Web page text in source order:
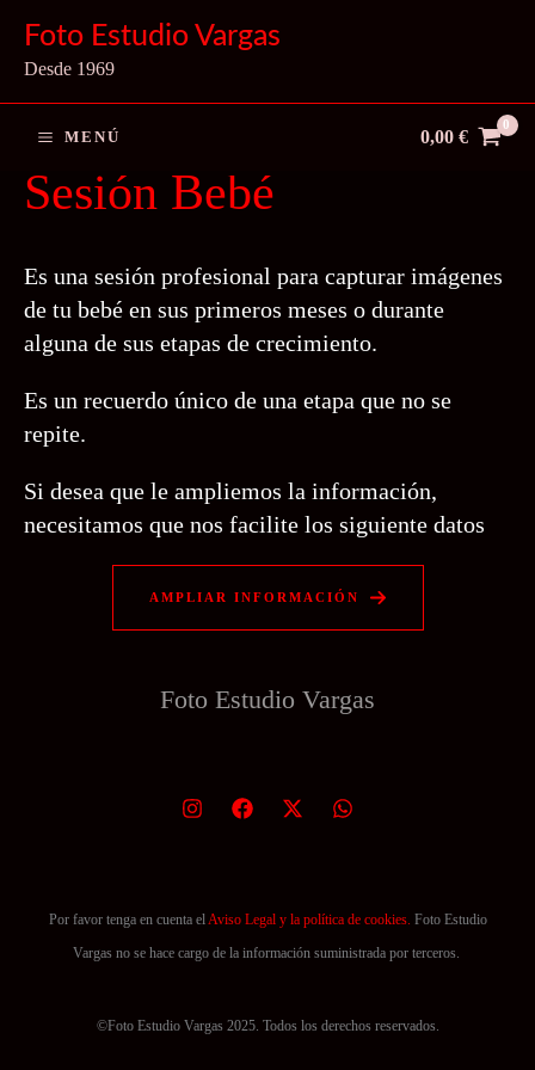
contenido
Foto Estudio Vargas
Desde 1969
MENÚ 0,00 €
Sesión Bebé
Es una sesión profesional para capturar imágenes
de tu bebé en sus primeros meses o durante
alguna de sus etapas de crecimiento.
Es un recuerdo único de una etapa que no se
repite.
Si desea que le ampliemos la información,
necesitamos que nos facilite los siguiente datos
AMPLIAR INFORMACIÓN
Foto Estudio Vargas
Por favor tenga en cuenta el Aviso Legal y la política de cookies. Foto Estudio
Vargas no se hace cargo de la información suministrada por terceros.
©Foto Estudio Vargas 2025. Todos los derechos reservados.